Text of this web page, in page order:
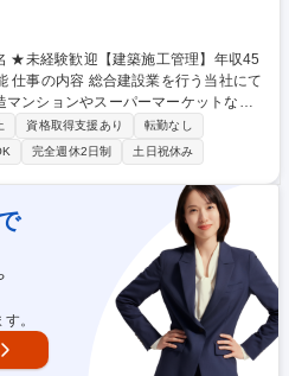
て
ンションやスーパーマーケットなど
務をお任せします！ 【具体的に
佐として業務を担当していただきま
制度があり、未経験からでも安心の教
■現場の工程・品質・安全管理、予算
調整業務 ■現場写真撮影や資材発注、
積算・営業などへのキャリアチェンジ
資格取得支援あり
転勤なし
完全週休2日制 土日祝休み
。